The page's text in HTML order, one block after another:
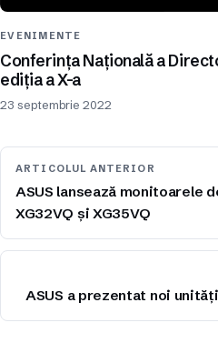
EVENIMENTE
Conferința Națională a
ediția a X-a
23 septembrie 2022
ARTICOLUL ANTERIOR
ASUS lansează monitoarele
XG32VQ și XG35VQ
ASUS a prezentat noi unități